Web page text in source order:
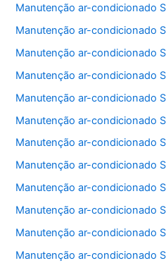
Manutenção ar-condicionado
Manutenção ar-condicionado
Manutenção ar-condicionado
Manutenção ar-condicionado
Manutenção ar-condicionado
Manutenção ar-condicionado
Manutenção ar-condicionado
Manutenção ar-condicionado
Manutenção ar-condicionado
Manutenção ar-condicionado
Manutenção ar-condicionado
Manutenção ar-condicionado